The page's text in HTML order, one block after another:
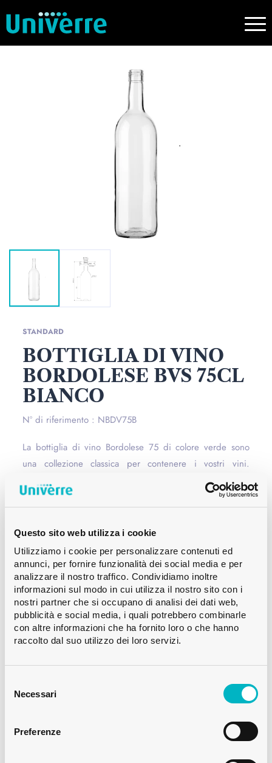
Questo sito web utilizza i cookie
Utilizziamo i cookie per personalizzare contenuti ed
annunci, per fornire funzionalità dei social media e per
analizzare il nostro traffico. Condividiamo inoltre
informazioni sul modo in cui utilizza il nostro sito con i
nostri partner che si occupano di analisi dei dati web,
pubblicità e social media, i quali potrebbero combinarle
con altre informazioni che ha fornito loro o che hanno
raccolto dal suo utilizzo dei loro servizi.
delNecessari
Preferenze
STANDARD
BOTTIGLIA DI VINO
BORDOLESE BVS 75CL
BIANCO
N° di riferimento : NBDV75B
La bottiglia di vino Bordolese 75 di colore verde sono
una collezione classica per contenere i vostri vini.
Caratterizzata dalle sue spalle elevate, questa bottiglia di
vino dispone di un'imboccatura a vite.
Per saperne du
Colore
Bianco
Capacità
75 cl
Peso
400 g
Altezza
287.5 mm
Diametro
75.0 mm
Aggiungere un campione